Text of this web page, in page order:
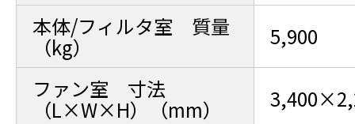
本体/フィルタ室 質量
（kg）
5,900
ファン室 寸法
（L×W×H）（mm）